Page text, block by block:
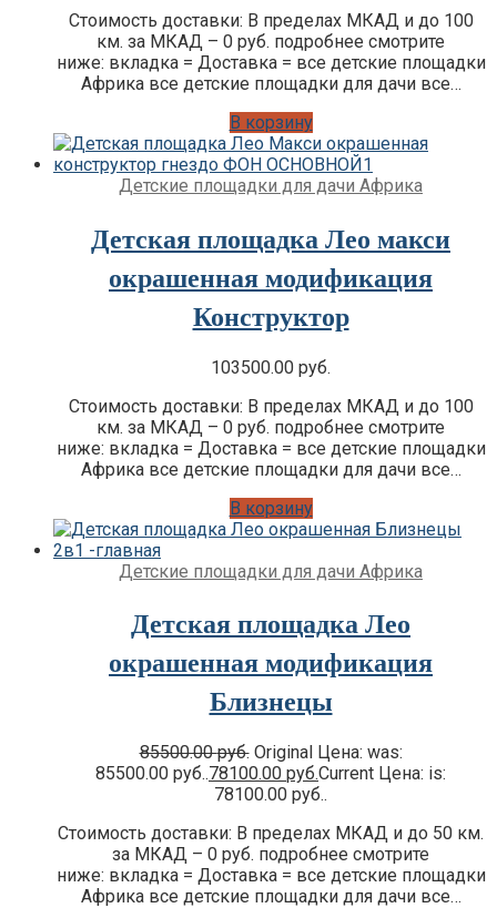
Стоимость доставки: В пределах МКАД и до 100
км. за МКАД – 0 руб. подробнее смотрите
ниже: вкладка = Доставка = все детские площадки
Африка все детские площадки для дачи все…
В корзину
Детские площадки для дачи Африка
Детская площадка Лео макси
окрашенная модификация
Конструктор
103500.00 руб.
Стоимость доставки: В пределах МКАД и до 100
км. за МКАД – 0 руб. подробнее смотрите
ниже: вкладка = Доставка = все детские площадки
Африка все детские площадки для дачи все…
В корзину
Детские площадки для дачи Африка
Детская площадка Лео
окрашенная модификация
Близнецы
85500.00руб. Original Цена: was:
85500.00 руб..78100.00 руб.Current Цена: is:
78100.00 руб..
Стоимость доставки: В пределах МКАД и до 50 км.
за МКАД – 0 руб. подробнее смотрите
ниже: вкладка = Доставка = все детские площадки
Африка все детские площадки для дачи все…